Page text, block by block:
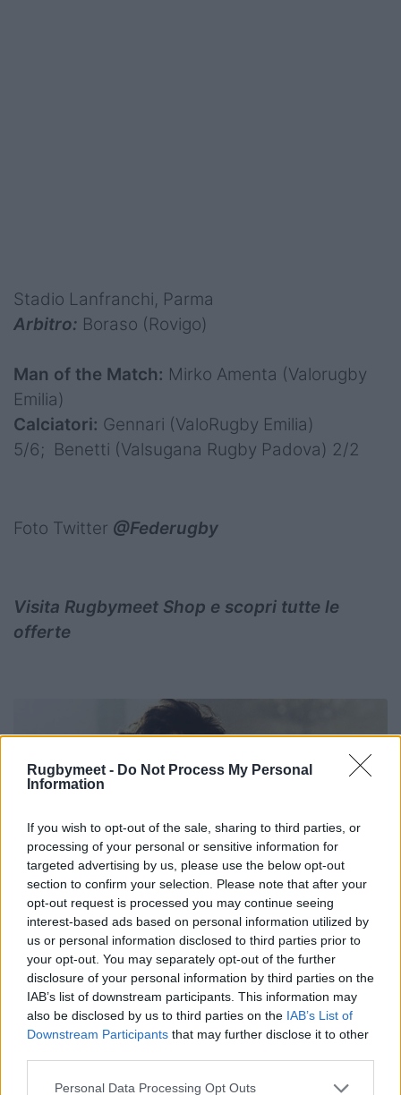
Rugbymeet - Do Not Process My Personal
Information
If you wish to opt-out of the sale, sharing to third parties, or
processing of your personal or sensitive information for
targeted advertising by us, please use the below opt-out
section to confirm your selection. Please note that after your
opt-out request is processed you may continue seeing
interest-based ads based on personal information utilized by
us or personal information disclosed to third parties prior to
your opt-out. You may separately opt-out of the further
disclosure of your personal information by third parties on the
IAB’s list of downstream participants. This information may
also be disclosed by us to third parties on the IAB’s List of
Downstream Participants that may further disclose it to other
Personal Data Processing Opt Outs
Stadio Lanfranchi, Parma
Arbitro: Boraso (Rovigo)
Man of the Match: Mirko Amenta (Valorugby
Emilia)
Calciatori: Gennari (ValoRugby Emilia)
5/6; Benetti (Valsugana Rugby Padova) 2/2
Foto Twitter @Federugby
Visita Rugbymeet Shop e scopri tutte le
offerte